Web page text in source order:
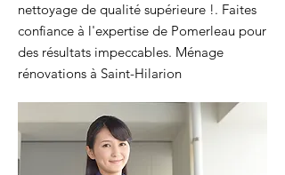
nettoyage de qualité supérieure !. Faites
confiance à l'expertise de Pomerleau pour
des résultats impeccables. Ménage
rénovations à Saint-Hilarion